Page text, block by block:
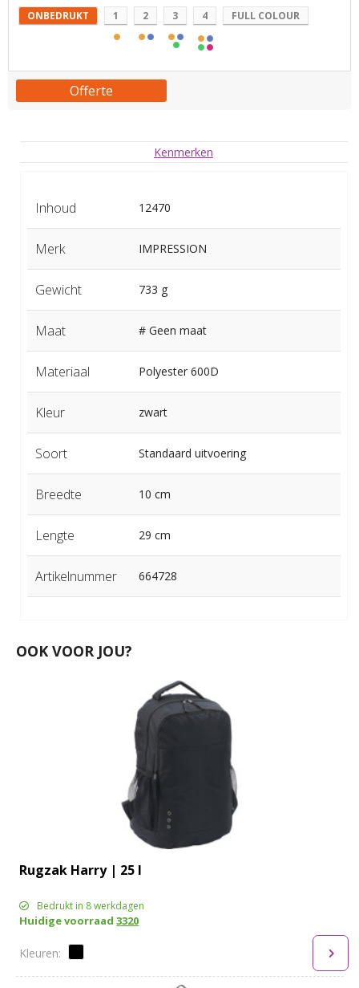
ONBEDRUKT 1 2 3 4 FULL COLOUR
Offerte
Kenmerken
Inhoud 12470
Merk IMPRESSION
Gewicht 733 g
Maat # Geen maat
Materiaal Polyester 600D
Kleur zwart
Soort Standaard uitvoering
Breedte 10 cm
Lengte 29 cm
Artikelnummer 664728
OOK VOOR JOU?
Rugzak Harry | 25 l
Bedrukt in 8 werkdagen
Huidige voorraad3320